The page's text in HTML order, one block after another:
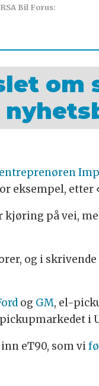
RSA Bil Forus:
om
entreprenøren
eksempel,
på vei,
og i
og GM, el-
i
eT90, som vi